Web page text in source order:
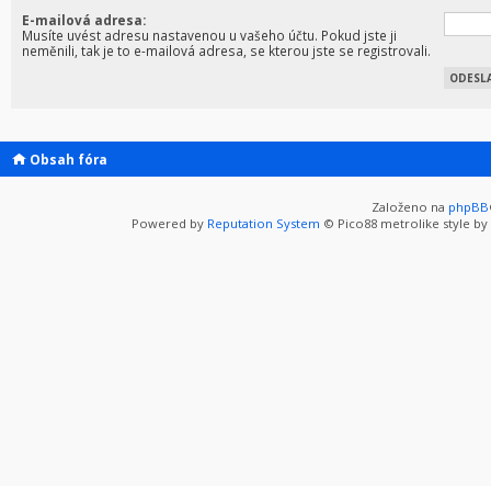
E-mailová adresa:
Musíte uvést adresu nastavenou u vašeho účtu. Pokud jste ji
neměnili, tak je to e-mailová adresa, se kterou jste se registrovali.
Obsah fóra
Založeno na phpBB
Powered by Reputation System © Pico88 metrolike style by